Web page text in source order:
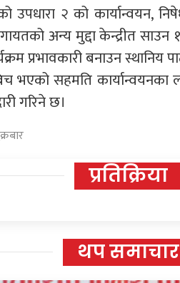
उपधारा २ को कार्यान्वयन,
अन्य मुद्दा केन्द्रीत
प्रभावकारी बनाउन
भएको सहमति कार्यान्वयनका
गरिने छ।
प्रतिक्रिया
थप समाचार